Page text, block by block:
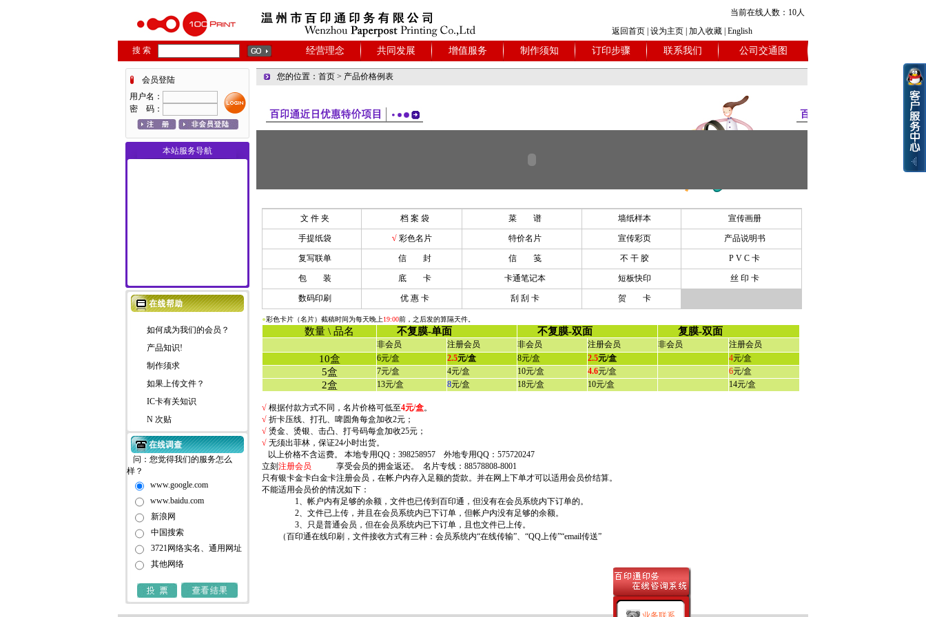
当前在线人数：10人
返回首页 设为主页 加入收藏 English
搜 索
经营理念 共同发展 增值服务 制作须知 订印步骤 联系我们 公司交通图
会员登陆
用户名：
密 码：
本站服务导航
如何成为我们的会员？
产品知识!
制作须求
如果上传文件？
IC卡有关知识
N 次贴
问：您觉得我们的服务怎么
样？
www.google.com
www.baidu.com
新浪网
中国搜索
3721网络实名、通用网址
其他网络
您的位置：首页 > 产品价格例表
文 件 夹 档 案 袋 菜 谱 墙纸样本 宣传画册
手提纸袋 √彩色名片 特价名片 宣传彩页 产品说明书
复写联单 信 封 信 笺 不 干 胶 P V C 卡
包 装 底 卡 卡通笔记本 短板快印 丝 印 卡
数码印刷 优 惠 卡 刮 刮 卡 贺 卡
●彩色卡片（名片）截稿时间为每天晚上19:00前，之后发的算隔天件。
数量 \ 品名 不复膜-单面 不复膜-双面 复膜-双面
非会员 注册会员 非会员 注册会员 非会员 注册会员
10盒 6元/盒 2.5元/盒 8元/盒 2.5元/盒 4元/盒
5盒 7元/盒 4元/盒 10元/盒 4.6元/盒 6元/盒
2盒 13元/盒 8元/盒 18元/盒 10元/盒 14元/盒
√ 根据付款方式不同，名片价格可低至4元/盒。
√ 折卡压线、打孔、啤圆角每盒加收2元；
√ 烫金、烫银、击凸、打号码每盒加收25元；
√ 无须出菲林，保证24小时出货。
以上价格不含运费。 本地专用QQ： 398258957 外地专用QQ： 575720247
立刻 注册会员 享受会员的拥金返还。 名片专线：88578808-8001
只有银卡金卡白金卡注册会员，在帐户内存入足额的货款。并在网上下单才可以适用会员价结算。
不能适用会员价的情况如下：
1、帐户内有足够的余额，文件也已传到百印通，但没有在会员系统内下订单的。
2、文件已上传，并且在会员系统内已下订单，但帐户内没有足够的余额。
3、只是普通会员，但在会员系统内已下订单，且也文件已上传。
（百印通在线印刷，文件接收方式有三种：会员系统内“在线传输”、“QQ上传”“email传送”